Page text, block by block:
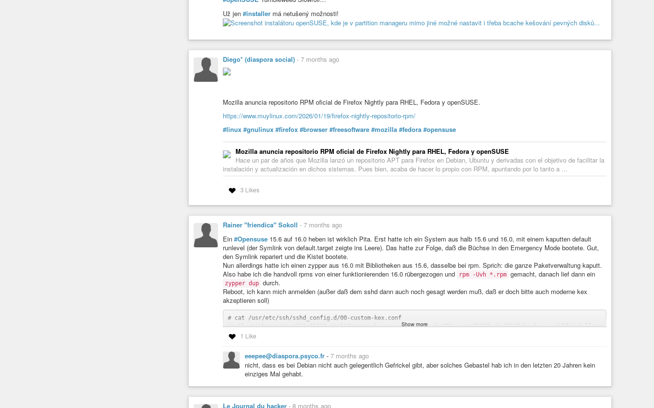
Už jen #installer má netušený možnosti!
Diego* (diaspora social) - 7 months ago
Mozilla anuncia repositorio RPM oficial de Firefox Nightly para RHEL, Fedora y openSUSE.
https://www.muylinux.com/2026/01/19/firefox-nightly-repositorio-rpm/
#linux #gnulinux #firefox #browser #freesoftware #mozilla #fedora #opensuse
Mozilla anuncia repositorio RPM oficial de Firefox Nightly para RHEL, Fedora y openSUSE
Hace un par de años que Mozilla lanzó un repositorio APT para Firefox en Debian, Ubuntu y derivadas con el objetivo de facilitar la
instalación y actualización en dichos sistemas. Pues bien, acaba de hacer lo propio con RPM, apuntando por lo tanto a ...
3 Likes
Rainer "friendica" Sokoll - 7 months ago
Ein #Opensuse 15.6 auf 16.0 heben ist wirklich Pita. Erst hatte ich ein System aus halb 15.6 und 16.0, mit einem kaputten default
runlevel (der Symlink von default.target zeigte ins Leere). Das hatte zur Folge, daß die Büchse in den Emergency Mode bootete. Gut,
den Symlink repariert und die Kistet bootete.
Nun allerdings hatte ich einen zypper aus 16.0 mit Bibliotheken aus 15.6, dasselbe bei rpm. Sprich: die ganze Paketverwaltung kaputt.
Also habe ich die handvoll rpms von einer funktionierenden 16.0 rübergezogen und
rpm -Uvh *.rpm gemacht, danach lief dann ein
zypper dup durch.
Reboot, ich kann mich anmelden (außer daß dem sshd dann auch noch gesagt werden muß, daß er doch bitte auch moderne kex
akzeptieren soll)
# cat /usr/etc/ssh/sshd_config.d/00-custom-kex.conf
Also gut, ich kann mich also übers Netz anmelden, immerhin. Ein systemctl --failed zeigt keine Unauffälligkeiten.
Nur: Der laufende Nameserver bindet an kein Interface.
# systemctl status named
● named.service - Berkeley Internet Name Domain (DNS)
    Loaded: loaded (/usr/lib/systemd/system/named.service; enabled; preset: disabled)
   Drop-In: /etc/systemd/system/named.service.d
            └─override.conf
Show more
1 Like
eeepee@diaspora.psyco.fr - 7 months ago
nicht, dass es bei Debian nicht auch gelegentlich Gefrickel gibt, aber solches Gebastel hab ich in den letzten 20 Jahren kein
einziges Mal gehabt.
Le Journal du hacker - 8 months ago